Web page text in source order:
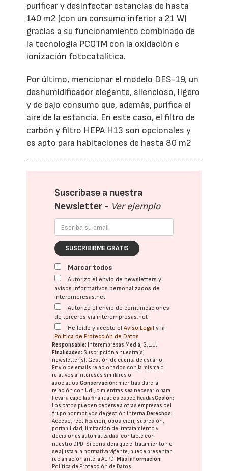
purificar y desinfectar estancias de hasta
140 m2 (con un consumo inferior a 21 W)
gracias a su funcionamiento combinado de
la tecnología PCOTM con la oxidación e
ionización fotocatalítica.
Por último, mencionar el modelo DES-19, un
deshumidificador elegante, silencioso, ligero
y de bajo consumo que, además, purifica el
aire de la estancia. En este caso, el filtro de
carbón y filtro HEPA H13 son opcionales y
es apto para habitaciones de hasta 80 m2
Suscríbase a nuestra
Newsletter - Ver ejemplo
SUSCRIBIRME GRATIS
Marcar todos
Autorizo el envío de newsletters y
avisos informativos personalizados de
interempresas.net
Autorizo el envío de comunicaciones
de terceros vía interempresas.net
He leído y acepto elAviso Legal y la
Política de Protección de Datos
Responsable: Interempresas Media, S.L.U.
Finalidades: Suscripción a nuestra(s)
newsletter(s). Gestión de cuenta de usuario.
Envío de emails relacionados con la misma o
relativos a intereses similares o
asociados.Conservación: mientras dure la
relación con Ud., o mientras sea necesario para
llevar a cabo las finalidades especificadasCesión:
Los datos pueden cederse a otras empresas del
grupo por motivos de gestión interna. Derechos:
Acceso, rectificación, oposición, supresión,
portabilidad, limitación del tratatamiento y
decisiones automatizadas: contacte con
nuestro DPD. Si considera que el tratamiento no
se ajusta a la normativa vigente, puede presentar
reclamación ante laAEPD. Más información:
Política de Protección de Datos